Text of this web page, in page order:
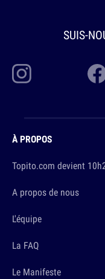
SUIS-
À PROPOS
Topito.com devient
A propos de nous
L'équipe
La FAQ
Le Manifeste